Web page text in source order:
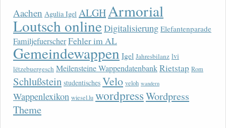
Aachen Agulia Igel ALGH Armorial
Loutsch onlineDigitalisierung Elefantenparade
FamiljefuerscherFehler im AL
Gemeindewappen Igel Jahresbilanz lvi
lëtzebuergesch Meilensteine WappendatenbankRietstap Rom
Schlußstein studentisches Velo veloh wandern
Wappenlexikon wiesel.lu wordpressWordpress
Theme